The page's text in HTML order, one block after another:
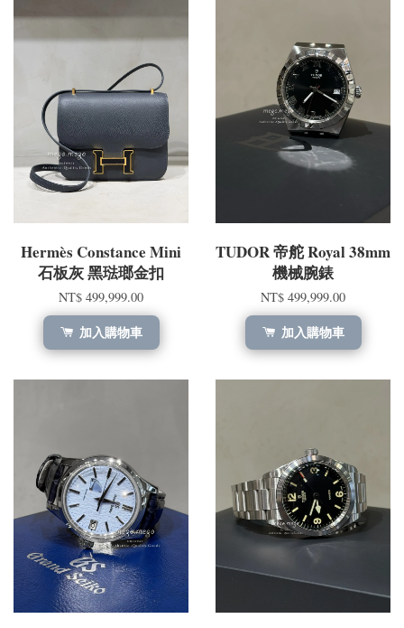
Hermès Constance Mini
石板灰 黑琺瑯金扣
NT$ 499,999.00
加入購物車
TUDOR 帝舵 Royal 38mm
機械腕錶
NT$ 499,999.00
加入購物車